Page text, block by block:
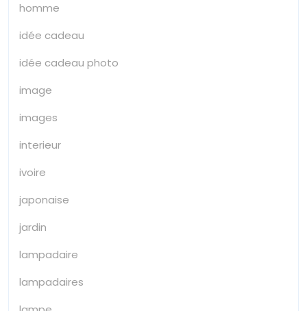
homme
idée cadeau
idée cadeau photo
image
images
interieur
ivoire
japonaise
jardin
lampadaire
lampadaires